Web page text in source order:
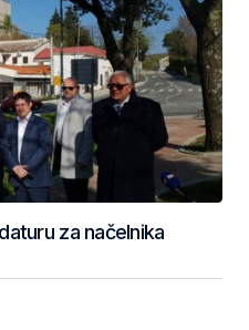
za načelnika